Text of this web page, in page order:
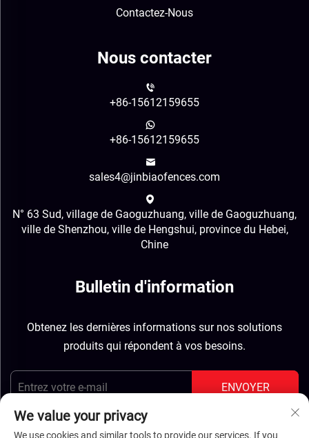
Contactez-Nous
Nous contacter
+86-15612159655
+86-15612159655
sales4@jinbiaofences.com
N° 63 Sud, village de Gaoguzhuang, ville de Gaoguzhuang,
ville de Shenzhou, ville de Hengshui, province du Hebei,
Chine
Bulletin d'information
Obtenez les dernières informations sur nos solutions
produits qui répondent à vos besoins.
ENVOYER
We value your privacy
We use cookies and similar tools to provide our services. If you